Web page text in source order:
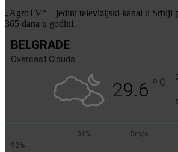
„AgroTV“ – jedini televizijski kanal u Srbiji
365 dana u godini.
BELGRADE
Overcast Clouds
29.6 ° C
51%
5m/s
92%